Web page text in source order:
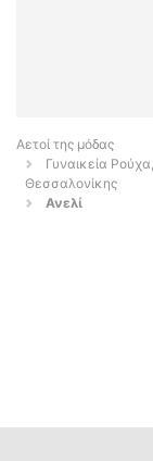
Αετοί της μόδας
Γυναικεία
Θεσσαλονίκης
Ανελί